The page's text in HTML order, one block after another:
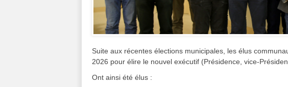
Suite aux récentes élections municipales, les élus
2026 pour élire le nouvel exécutif (Présidence, vice-
Ont ainsi été élus :